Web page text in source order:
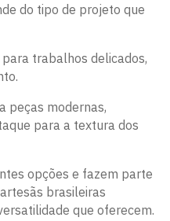
do tipo de projeto que
trabalhos delicados,
peças modernas,
para a textura dos
opções e fazem parte
brasileiras
que oferecem.